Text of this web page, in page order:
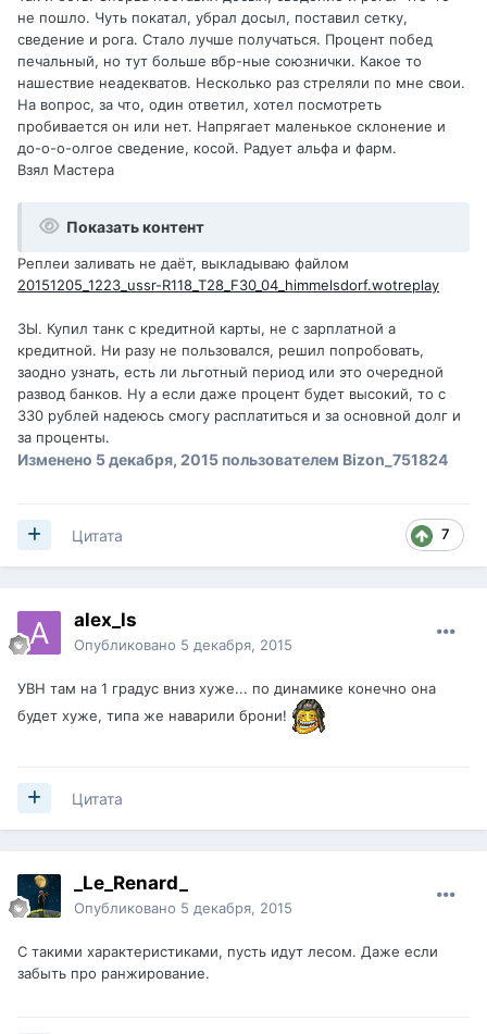
не пошло. Чуть покатал, убрал досыл, поставил сетку,
сведение и рога. Стало лучше получаться. Процент побед
печальный, но тут больше вбр-ные союзнички. Какое то
нашествие неадекватов. Несколько раз стреляли по мне свои.
На вопрос, за что, один ответил, хотел посмотреть
пробивается он или нет. Напрягает маленькое склонение и
до-о-о-олгое сведение, косой. Радует альфа и фарм.
Взял Мастера
Показать контент
Реплеи заливать не даёт, выкладываю файлом
20151205_1223_ussr-R118_T28_F30_04_himmelsdorf.wotreplay
ЗЫ. Купил танк с кредитной карты, не с зарплатной а
кредитной. Ни разу не пользовался, решил попробовать,
заодно узнать, есть ли льготный период или это очередной
развод банков. Ну а если даже процент будет высокий, то с
330 рублей надеюсь смогу расплатиться и за основной долг и
за проценты.
Изменено 5 декабря, 2015 пользователем Bizon_751824
7
Цитата
alex_ls
Опубликовано 5 декабря, 2015
УВН там на 1 градус вниз хуже... по динамике конечно она
будет хуже, типа же наварили брони!
Цитата
_Le_Renard_
Опубликовано 5 декабря, 2015
С такими характеристиками, пусть идут лесом. Даже если
забыть про ранжирование.